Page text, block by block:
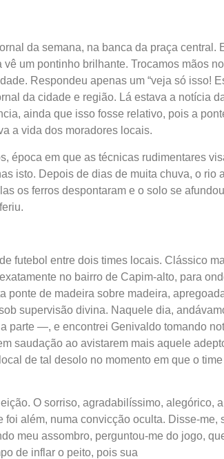
da semana, na banca da praça central.
um pontinho brilhante. Trocamos mãos
Respondeu apenas um “veja só isso!
da cidade e região. Lá estava a notícia
ainda que isso fosse relativo, pois a
a vida dos moradores locais.
época em que as técnicas rudimentares
isto. Depois de dias de muita chuva, o rio
os ferros despontaram e o solo se
futebol entre dois times locais. Clássico
no bairro de Capim-alto, para
ponte de madeira sobre madeira,
supervisão divina. Naquele dia,
parte —, e encontrei Genivaldo tomando
saudação ao avistarem mais aquele
de tal desolo no momento em que o
O sorriso, agradabilíssimo, alegórico,
além, numa convicção oculta. Disse-me,
meu assombro, perguntou-me do jogo,
de inflar o peito, pois sua